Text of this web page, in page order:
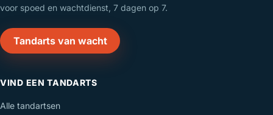
voor spoed en wachtdienst, 7 dagen op 7.
Tandarts van wacht
VIND EEN TANDARTS
Alle tandartsen